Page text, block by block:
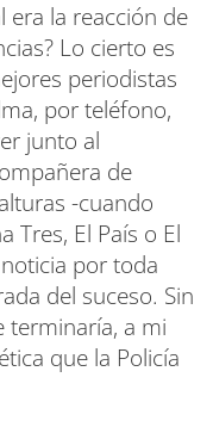
era la reacción de
Lo cierto es
periodistas
por teléfono,
junto al
de
-cuando
Tres, El País o El
por toda
del suceso. Sin
terminaría, a mi
que la Policía